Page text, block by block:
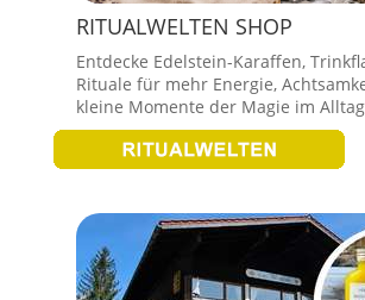
RITUALWELTEN SHOP
Entdecke Edelstein-Karaffen,
Rituale für mehr Energie,
kleine Momente der Magie im